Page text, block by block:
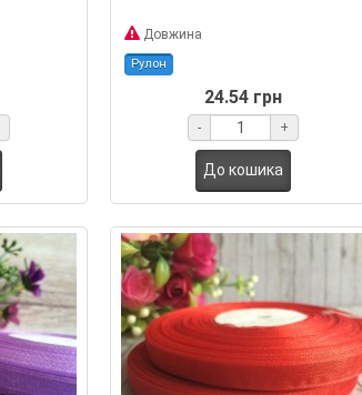
Довжина
Рулон
24.54 грн
- +
До кошика